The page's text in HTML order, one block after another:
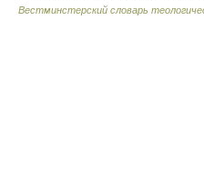
Вестминстерский словарь